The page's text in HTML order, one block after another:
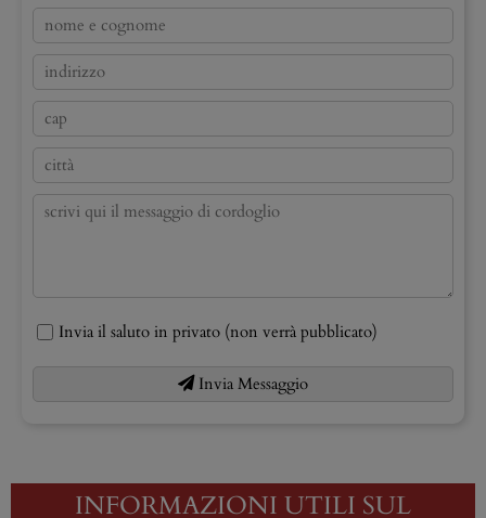
Invia il saluto in privato (non verrà pubblicato)
Invia Messaggio
INFORMAZIONI UTILI SUL